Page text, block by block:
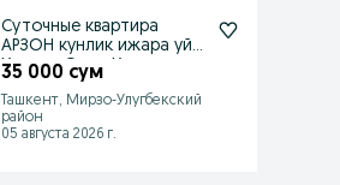
Суточные квартира
АРЗОН кунлик ижара уй
Хостел Отел Хотел
Hostel Hotel
35 000 сум
Ташкент, Мирзо-Улугбекский
район
05 августа 2026 г.